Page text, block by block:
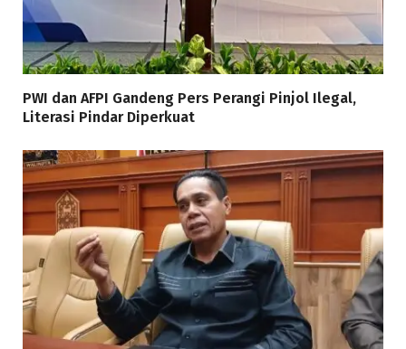
PWI dan AFPI Gandeng Pers Perangi Pinjol Ilegal,
Literasi Pindar Diperkuat